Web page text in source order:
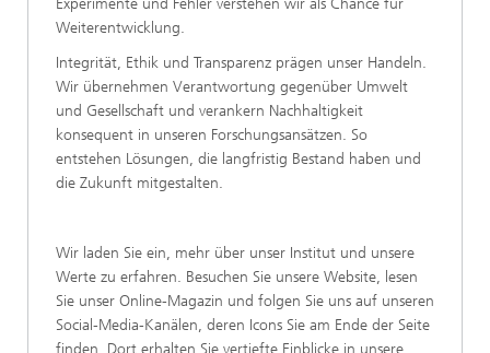
Experimente und Fehler verstehen wir als Chance für
Weiterentwicklung.
Integrität, Ethik und Transparenz prägen unser Handeln.
Wir übernehmen Verantwortung gegenüber Umwelt
und Gesellschaft und verankern Nachhaltigkeit
konsequent in unseren Forschungsansätzen. So
entstehen Lösungen, die langfristig Bestand haben und
die Zukunft mitgestalten.
Wir laden Sie ein, mehr über unser Institut und unsere
Werte zu erfahren. Besuchen Sie unsere Website, lesen
Sie unser Online-Magazin und folgen Sie uns auf unseren
Social-Media-Kanälen, deren Icons Sie am Ende der Seite
finden. Dort erhalten Sie vertiefte Einblicke in unsere